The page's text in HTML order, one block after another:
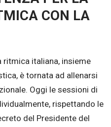
CON LA
ritmica italiana, insieme
è tornata ad allenarsi
Oggi le sessioni di
rispettando le
del Presidente del